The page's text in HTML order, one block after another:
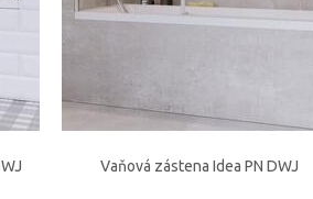
Vaňová zástena Idea PN DWJ